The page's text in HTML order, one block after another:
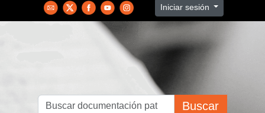
Iniciar sesión
Buscar